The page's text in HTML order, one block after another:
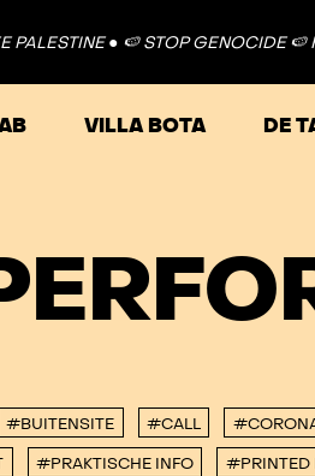
● 🍉 STOP GENOCIDE 🍉
VILLA BOTA DE
#BUITENSITE #CALL
#PRAKTISCHE INFO #PRINTED